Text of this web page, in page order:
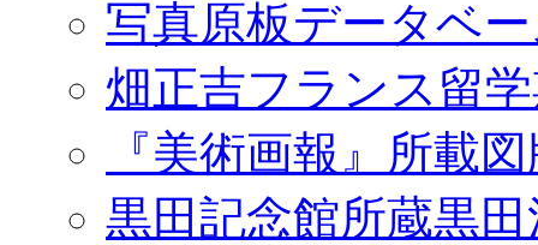
写真原板データベ
畑正吉フランス留
『美術画報』所載
黒田記念館所蔵黒